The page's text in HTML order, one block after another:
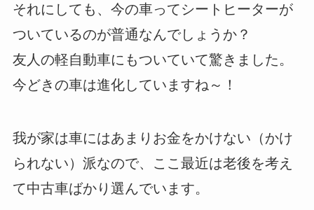
それにしても、今の車ってシートヒーターが
ついているのが普通なんでしょうか？
友人の軽自動車にもついていて驚きました。
今どきの車は進化していますね～！
我が家は車にはあまりお金をかけない（かけ
られない）派なので、ここ最近は老後を考え
て中古車ばかり選んでいます。